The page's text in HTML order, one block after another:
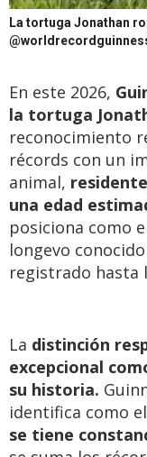
La tortuga Jonathan
En este 2026,
la tortuga
reconocimiento
récords con un
animal,
una edad
posiciona como
longevo
registrado hasta
La distinción
excepcional
su historia.
identifica como el
se tiene